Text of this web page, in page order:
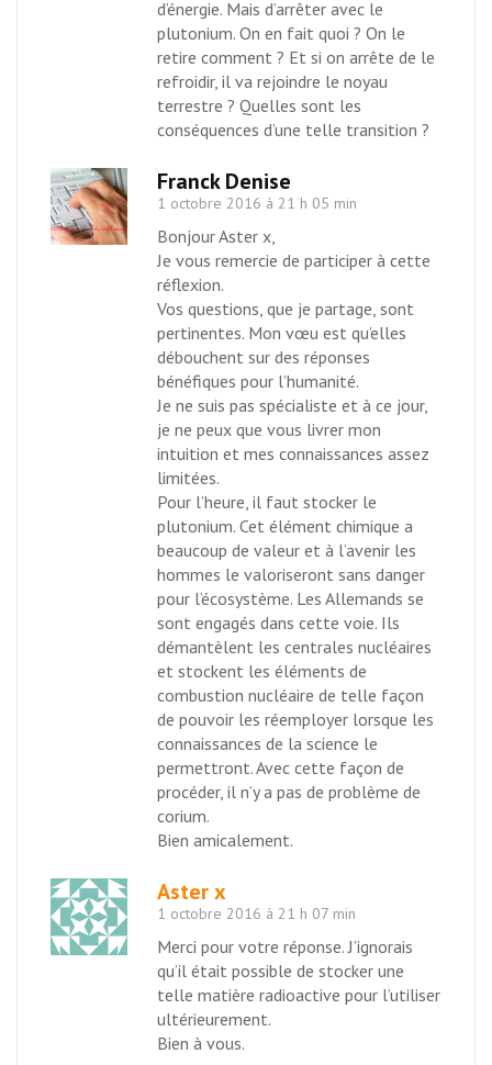
d’énergie. Mais d’arrêter avec le
plutonium. On en fait quoi ? On le
retire comment ? Et si on arrête de le
refroidir, il va rejoindre le noyau
terrestre ? Quelles sont les
conséquences d’une telle transition ?
Franck Denise
1 octobre 2016 à 21 h 05 min
Bonjour Aster x,
Je vous remercie de participer à cette
réflexion.
Vos questions, que je partage, sont
pertinentes. Mon vœu est qu’elles
débouchent sur des réponses
bénéfiques pour l’humanité.
Je ne suis pas spécialiste et à ce jour,
je ne peux que vous livrer mon
intuition et mes connaissances assez
limitées.
Pour l’heure, il faut stocker le
plutonium. Cet élément chimique a
beaucoup de valeur et à l’avenir les
hommes le valoriseront sans danger
pour l’écosystème. Les Allemands se
sont engagés dans cette voie. Ils
démantèlent les centrales nucléaires
et stockent les éléments de
combustion nucléaire de telle façon
de pouvoir les réemployer lorsque les
connaissances de la science le
permettront. Avec cette façon de
procéder, il n’y a pas de problème de
corium.
Bien amicalement.
Aster x
1 octobre 2016 à 21 h 07 min
Merci pour votre réponse. J’ignorais
qu’il était possible de stocker une
telle matière radioactive pour l’utiliser
ultérieurement.
Bien à vous.